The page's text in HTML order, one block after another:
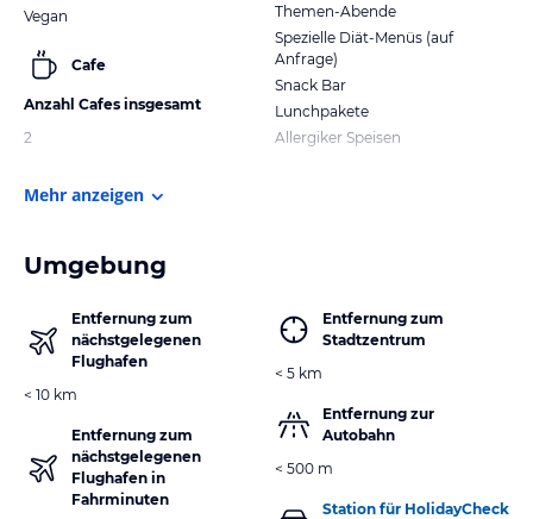
Vegan
Cafe
Anzahl Cafes insgesamt
2
Themen-Abende
Spezielle Diät-Menüs (auf
Anfrage)
Snack Bar
Lunchpakete
Allergiker Speisen
Mehr anzeigen
Umgebung
Entfernung zum
nächstgelegenen
Flughafen
< 10 km
Entfernung zum
nächstgelegenen
Flughafen in
Fahrminuten
Entfernung zum
Stadtzentrum
< 5 km
Entfernung zur
Autobahn
< 500 m
Station für HolidayCheck